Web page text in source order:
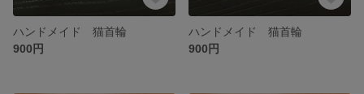
ハンドメイド 猫首輪
900円
ハンドメイド 猫首輪
900円